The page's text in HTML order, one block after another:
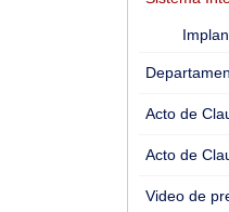
Acto de
Acto de
Video de